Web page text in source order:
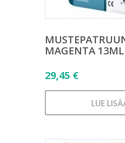
MAGENTA 13ML
29,45 €
LUE